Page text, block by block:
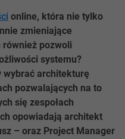
online, która nie tylko
zmieniające
pozwoli
systemu?
wybrać architekturę
pozwalających na to
się zespołach
opowiadają architekt
– oraz Project Manager